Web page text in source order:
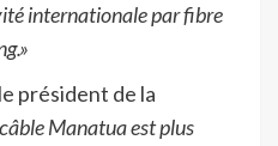
internationale par fibre
président de la
Manatua est plus